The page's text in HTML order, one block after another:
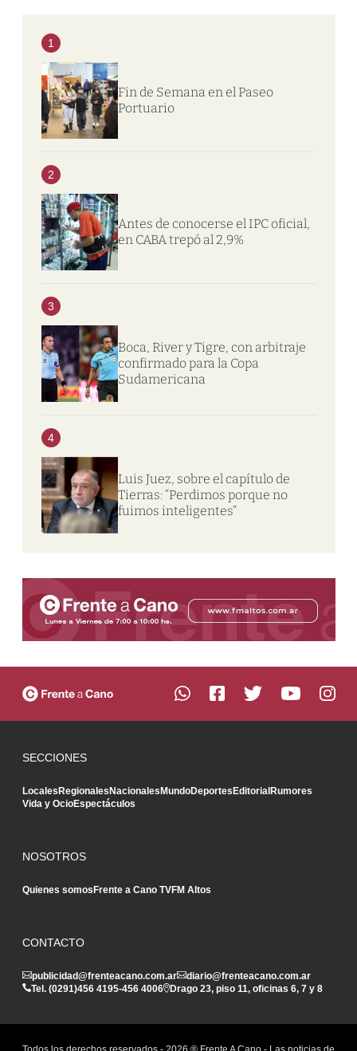
1
Fin de Semana en el Paseo
Portuario
2
Antes de conocerse el IPC oficial,
en CABA trepó al 2,9%
3
Boca, River y Tigre, con arbitraje
confirmado para la Copa
Sudamericana
4
Luis Juez, sobre el capítulo de
Tierras: “Perdimos porque no
fuimos inteligentes”
SECCIONES
LocalesRegionalesNacionalesMundoDeportesEditorialRumores
Vida y OcioEspectáculos
NOSOTROS
Quienes somosFrente a Cano TVFM Altos
CONTACTO
publicidad@frenteacano.com.ar
diario@frenteacano.com.ar
Tel. (0291)456 4195-456 4006 Drago 23, piso 11, oficinas 6, 7 y 8